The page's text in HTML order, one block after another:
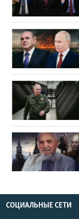
СОЦИАЛЬНЫЕ СЕТИ